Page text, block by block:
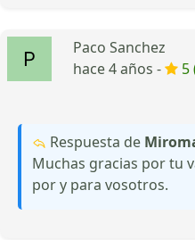
Paco Sanchez
hace 4 años -
5
Respuesta de
Muchas gracias por tu
por y para vosotros.